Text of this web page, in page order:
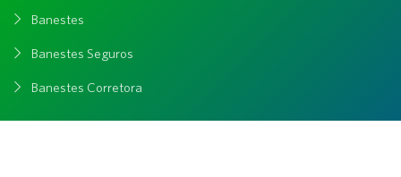
Banestes
Banestes Seguros
Banestes Corretora